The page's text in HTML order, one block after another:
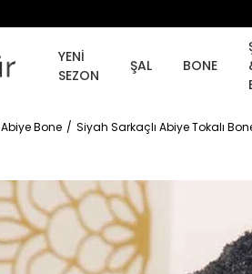
YENİ
SEZON
ŞAL BONE
Abiye Bone Siyah Sarkaçlı Abiye Tokalı